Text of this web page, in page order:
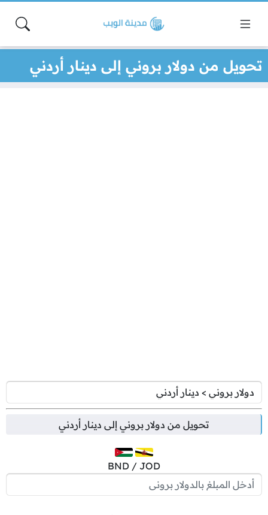
تحويل من دولار بروني إلى دينار أردني
تحويل من دولار بروني إلى دينار أردني
BND / JOD